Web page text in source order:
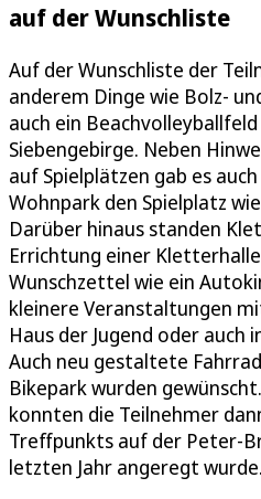
auf der Wunschliste
Auf der Wunschliste der
anderem Dinge wie Bolz-
auch ein
Siebengebirge. Neben
auf Spielplätzen gab es
Wohnpark den Spielplatz
Darüber hinaus standen
Errichtung einer
Wunschzettel wie ein
kleinere Veranstaltungen
Haus der Jugend oder auch
Auch neu gestaltete
Bikepark wurden
konnten die Teilnehmer
Treffpunkts auf der Peter-
letzten Jahr angeregt wurde.